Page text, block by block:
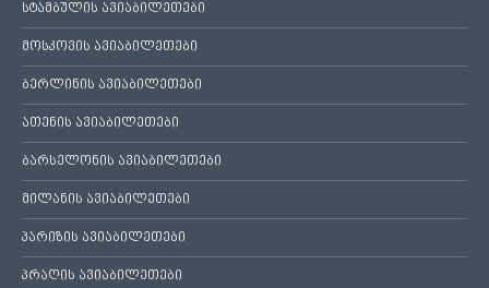
სტამბულის ავიაბილეთები
მოსკოვის ავიაბილეთები
ბერლინის ავიაბილეთები
ათენის ავიაბილეთები
ბარსელონის ავიაბილეთები
მილანის ავიაბილეთები
პარიზის ავიაბილეთები
პრაღის ავიაბილეთები